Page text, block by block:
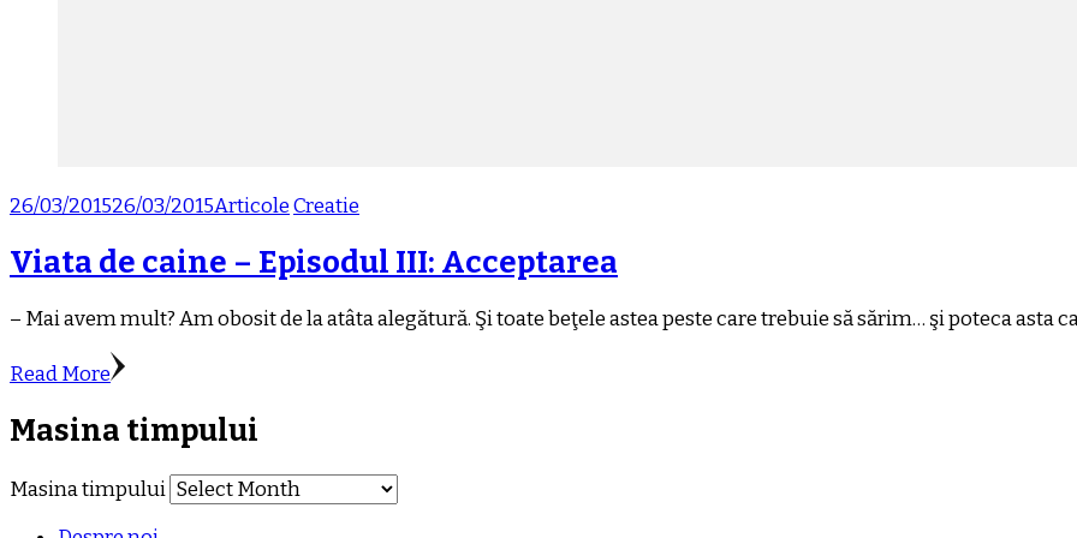
26/03/201526/03/2015ArticoleCreatie
Viata de caine – Episodul III: Acceptarea
– Mai avem mult? Am obosit de la atâta alegătură. Şi toate beţele astea peste care trebuie să sărim… şi poteca asta
Read More
Masina timpului
Masina timpului